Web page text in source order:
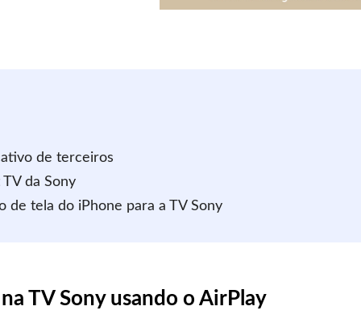
de terceiros
da Sony
de tela do iPhone para a TV Sony
TV Sony usando o AirPlay